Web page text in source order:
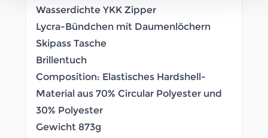
Wasserdichte YKK Zipper
Lycra-Bündchen mit Daumenlöchern
Skipass Tasche
Brillentuch
Composition: Elastisches Hardshell-
Material aus 70% Circular Polyester und
30% Polyester
Gewicht 873g